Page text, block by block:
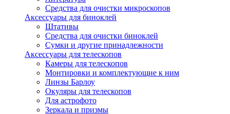
Средства для очистки микроскопов
Аксессуары для биноклей
Штативы
Средства для очистки биноклей
Сумки и другие принадлежности
Аксессуары для телескопов
Камеры для телескопов
Монтировки и комплектующие к ним
Линзы Барлоу
Окуляры для телескопов
Для астрофото
Зеркала и призмы